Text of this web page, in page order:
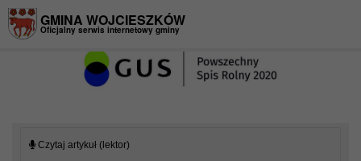
GMINA WOJCIESZKÓW
Oficjalny serwis internetowy gminy
Czytaj artykuł (lektor)